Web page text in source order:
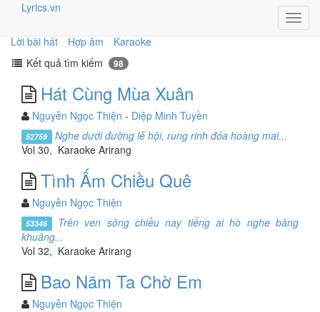
Lyrics.vn
Lời bài hát Hợp âm
Karaoke
Kết quả tìm kiếm
98
Hát Cùng Mùa Xuân
Nguyễn Ngọc Thiện - Diệp Minh Tuyền
52759 Nghe dưới đường lễ hội, rung rinh đóa hoàng mai...
Vol 30, Karaoke Arirang
Tình Ấm Chiều Quê
Nguyễn Ngọc Thiện
53346 Trên ven sông chiều nay tiếng ai hò nghe bâng
khuâng...
Vol 32, Karaoke Arirang
Bao Năm Ta Chờ Em
Nguyễn Ngọc Thiện